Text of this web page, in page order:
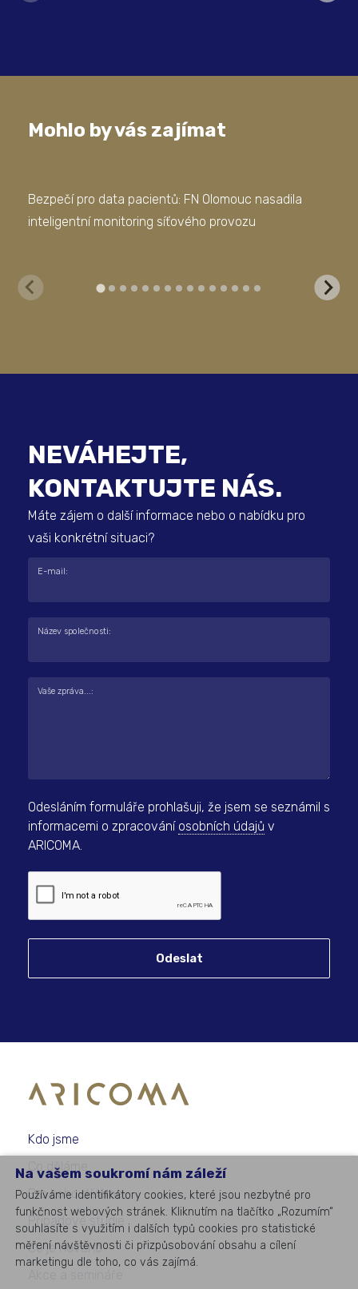
Mohlo by vás zajímat
Bezpečí pro data pacientů: FN Olomouc nasadila
inteligentní monitoring síťového provozu
NEVÁHEJTE,
KONTAKTUJTE NÁS.
Máte zájem o další informace nebo o nabídku pro
vaši konkrétní situaci?
E-mail:
Název společnosti:
Vaše zpráva...:
Odesláním formuláře prohlašuji, že jsem se seznámil s
informacemi o zpracování osobních údajů v
ARICOMA.
Odeslat
Na vašem soukromí nám záleží
Používáme identifikátory cookies, které jsou nezbytné pro
funkčnost webových stránek. Kliknutím na tlačítko „Rozumím“
souhlasíte s využitím i dalších typů cookies pro statistické
měření návštěvnosti či přizpůsobování obsahu a cílení
marketingu dle toho, co vás zajímá.
Kdo jsme
Co děláme
Pro koho děláme
Případové studie
Co je nového